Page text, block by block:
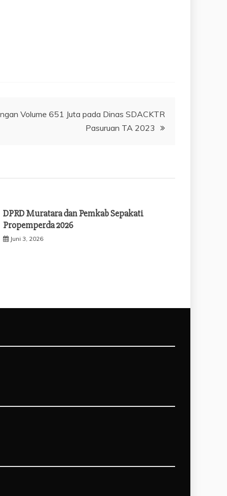
Volume 651 Juta pada Dinas SDACKTR
Pasuruan TA 2023
DPRD Muratara dan Pemkab Sepakati
Propemperda 2026
Juni 3, 2026